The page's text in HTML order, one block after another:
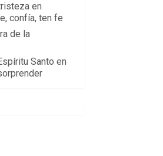
en
confía, ten fe
de la
Santo en